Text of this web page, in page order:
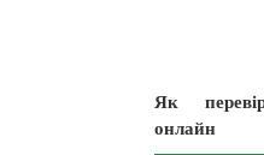
Як
онлайн